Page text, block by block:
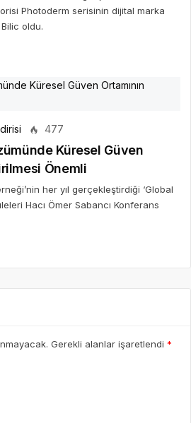
Photoderm serisinin dijital marka
oldu.
477
Küresel Güven
Önemli
her yıl gerçekleştirdiği ‘Global
Hacı Ömer Sabancı Konferans
Gerekli alanlar işaretlendi *